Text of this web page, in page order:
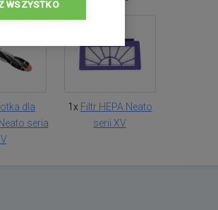
dla
seria
1x Filtr HEPA Neato
serii XV
WSZYSTKO